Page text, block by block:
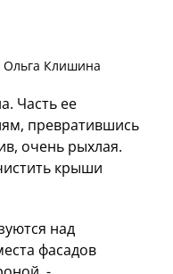
Клишина
Часть ее
превратившись
очень рыхлая.
крыши
над
фасадов